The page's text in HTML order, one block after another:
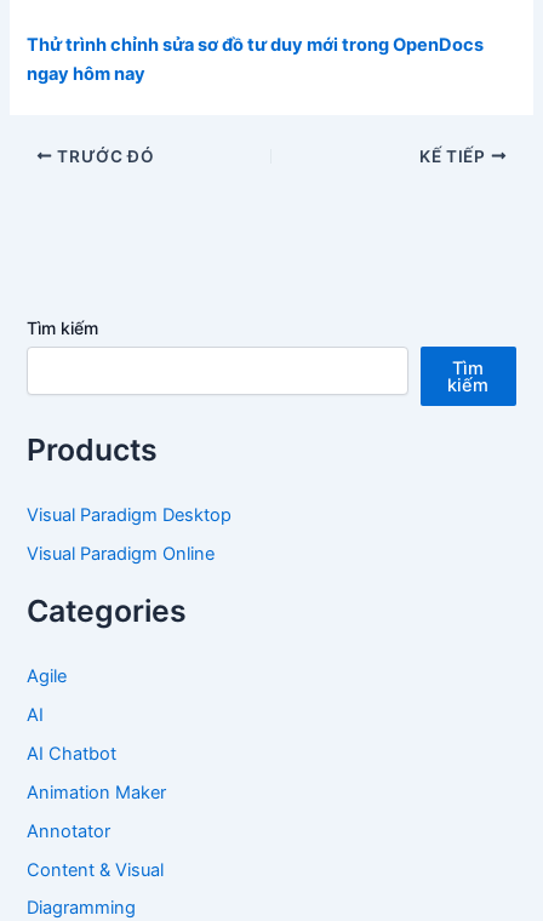
Thử trình chỉnh sửa sơ đồ tư duy mới trong OpenDocs
ngay hôm nay
TRƯỚC ĐÓ KẾ TIẾP
Tìm kiếm
Tìm
kiếm
Products
Visual Paradigm Desktop
Visual Paradigm Online
Categories
Agile
AI
AI Chatbot
Animation Maker
Annotator
Content & Visual
Diagramming